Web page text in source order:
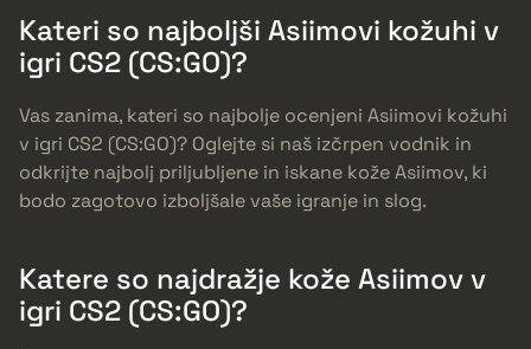
Kateri so najboljši Asiimovi kožuhi v
igri CS2 (CS:GO)?
Vas zanima, kateri so najbolje ocenjeni Asiimovi kožuhi
v igri CS2 (CS:GO)? Oglejte si naš izčrpen vodnik in
odkrijte najbolj priljubljene in iskane kože Asiimov, ki
bodo zagotovo izboljšale vaše igranje in slog.
Katere so najdražje kože Asiimov v
igri CS2 (CS:GO)?